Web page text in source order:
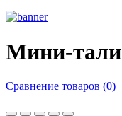
Мини-
Сравнение товаров (0)